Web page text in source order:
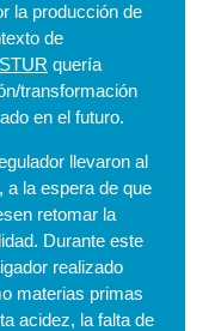
la producción de
de
quería
transformación
en el futuro.
llevaron al
a la espera de que
retomar la
Durante este
realizado
materias primas
acidez, la falta de